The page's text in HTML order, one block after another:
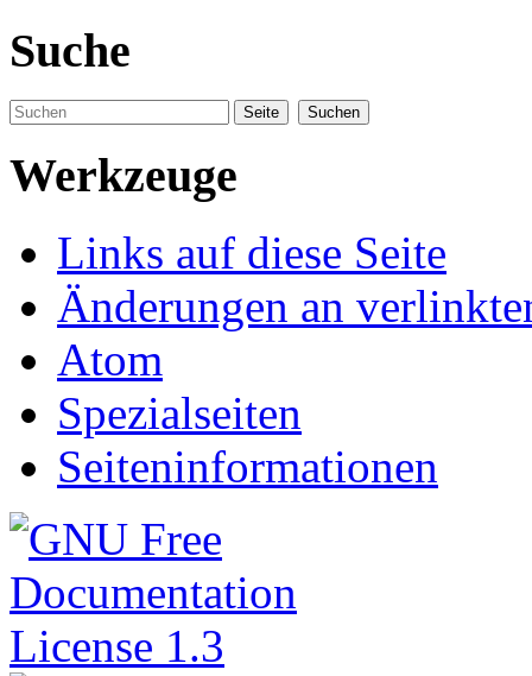
Suche
Werkzeuge
Links auf diese Seite
Änderungen an
Atom
Spezialseiten
Seiteninformationen